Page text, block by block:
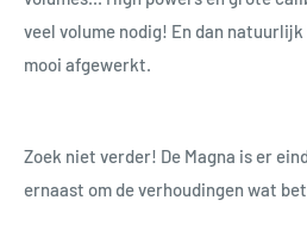
veel volume nodig! En dan
mooi afgewerkt.
Zoek niet verder! De Magna is er
ernaast om de verhoudingen wat